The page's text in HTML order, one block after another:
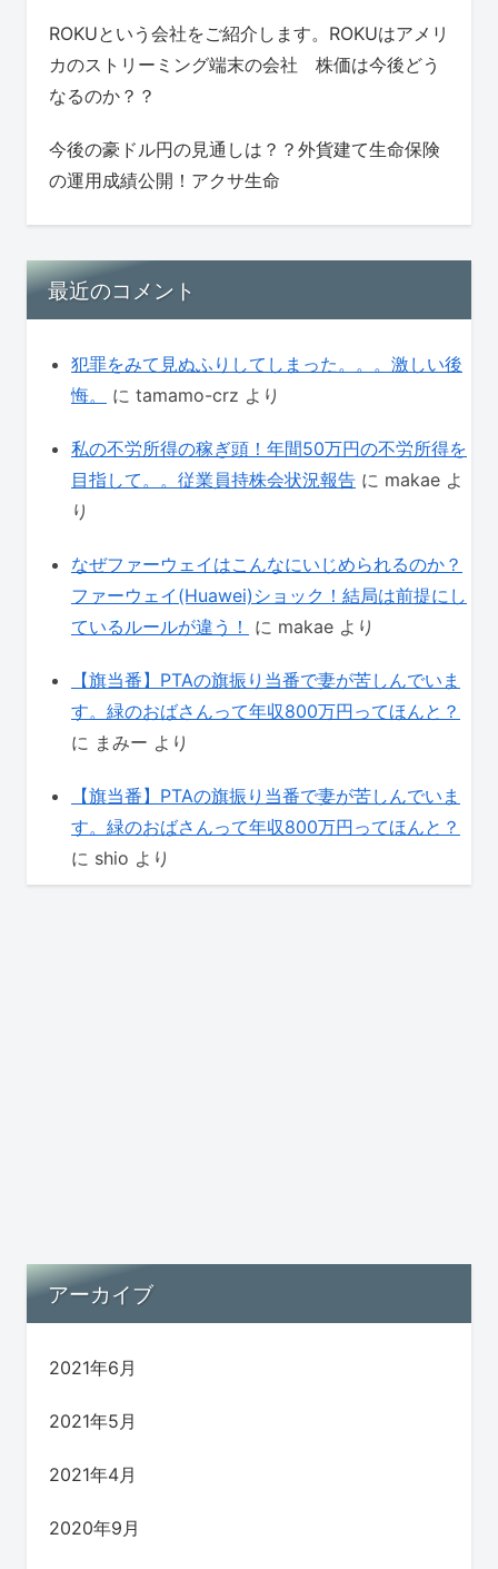
ROKUという会社をご紹介します。ROKUはアメリ
カのストリーミング端末の会社 株価は今後どう
なるのか？？
今後の豪ドル円の見通しは？？外貨建て生命保険
の運用成績公開！アクサ生命
最近のコメント
犯罪をみて見ぬふりしてしまった。。。激しい後
悔。
に tamamo-crz より
私の不労所得の稼ぎ頭！年間50万円の不労所得を
目指して。。従業員持株会状況報告 に makae よ
り
なぜファーウェイはこんなにいじめられるのか？
ファーウェイ(Huawei)ショック！結局は前提にし
ているルールが違う！
に makae より
【旗当番】PTAの旗振り当番で妻が苦しんでいま
す。緑のおばさんって年収800万円ってほんと？
に まみー より
【旗当番】PTAの旗振り当番で妻が苦しんでいま
す。緑のおばさんって年収800万円ってほんと？
に shio より
アーカイブ
2021年6月
2021年5月
2021年4月
2020年9月